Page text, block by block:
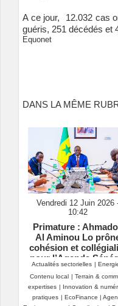
A ce jour, 12.032 cas
guéris, 251 décédés et
Equonet
DANS LA MÊME
Vendredi 12 Juin 2026
10:42
Primature :
Al Aminou Lo
cohésion et
pour l’Agenda
2050
Actualités sectorielles |
Contenu local | Terrain &
expertises | Innovation &
pratiques | EcoFinance |